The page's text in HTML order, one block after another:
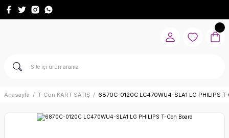
Anasayfa T-Con KART SATIŞ 6870C-0120C LC470WU4-SLA1 LG PHILIPS